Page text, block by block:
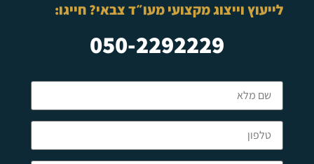
לייעוץ וייצוג מקצועי מעו״ד צבאי? חייגו:
050-2292229